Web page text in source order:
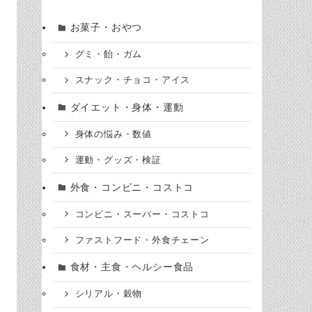
お菓子・おやつ
グミ・飴・ガム
スナック・チョコ・アイス
ダイエット・身体・運動
身体の悩み・数値
運動・グッズ・検証
外食・コンビニ・コストコ
コンビニ・スーパー・コストコ
ファストフード・外食チェーン
食材・主食・ヘルシー食品
シリアル・穀物